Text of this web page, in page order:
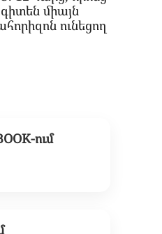
միայն
ունեցող
ում